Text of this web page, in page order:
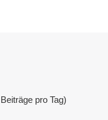
pro Tag)